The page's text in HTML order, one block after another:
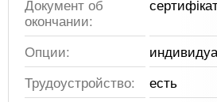
Документ об
окончании:
Опции:
Трудоустройство:
есть